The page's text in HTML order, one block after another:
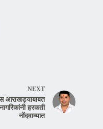
NEXT
आराखड्याबाबत
नागरिकांनी हरकती
नोंदवाव्यात